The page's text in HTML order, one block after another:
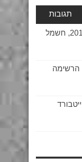
תגובות
סקייטבורד חשמלי 2017, חשמל
הרשימה